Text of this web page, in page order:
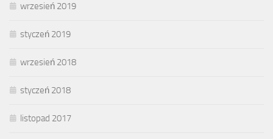
wrzesień 2019
styczeń 2019
wrzesień 2018
styczeń 2018
listopad 2017